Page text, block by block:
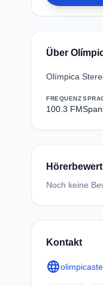
Über
Olímpica
FREQUENZ
100.3 FM
Noch keine
Kontakt
language